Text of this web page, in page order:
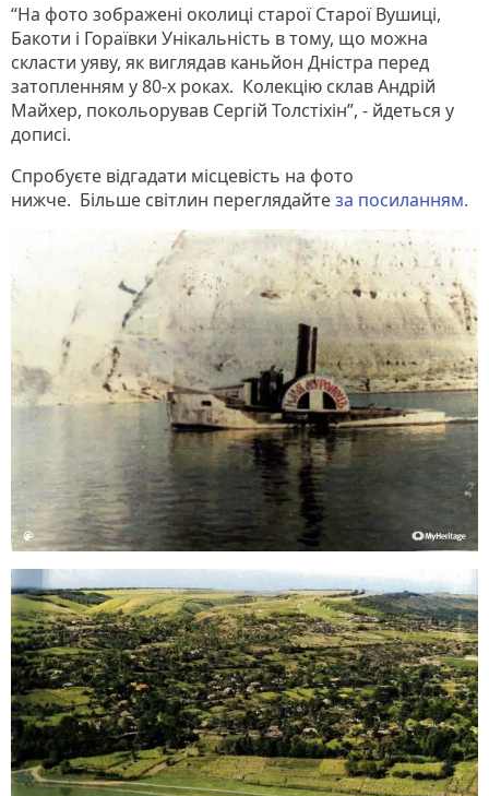
“На фото зображені околиці старої Старої Вушиці,
Бакоти і Гораївки Унікальність в тому, що можна
скласти уяву, як виглядав каньйон Дністра перед
затопленням у 80-х роках. Колекцію склав Андрій
Майхер, покольорував Сергій Толстіхін”, - йдеться у
дописі.
Спробуєте відгадати місцевість на фото
нижче. Більше світлин переглядайтеза посиланням.